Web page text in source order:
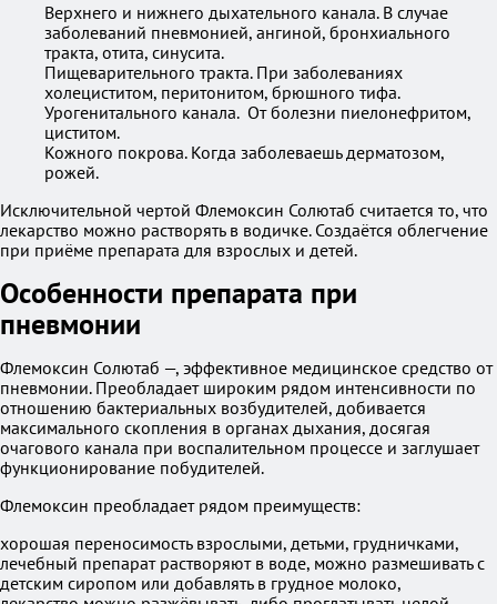
Верхнего и нижнего дыхательного канала. В случае
заболеваний пневмонией, ангиной, бронхиального
тракта, отита, синусита.
Пищеварительного тракта. При заболеваниях
холециститом, перитонитом, брюшного тифа.
Урогенитального канала. От болезни пиелонефритом,
циститом.
Кожного покрова. Когда заболеваешь дерматозом,
рожей.
Исключительной чертой Флемоксин Солютаб считается то, что
лекарство можно растворять в водичке. Создаётся облегчение
при приёме препарата для взрослых и детей.
Особенности препарата при
пневмонии
Флемоксин Солютаб —, эффективное медицинское средство от
пневмонии. Преобладает широким рядом интенсивности по
отношению бактериальных возбудителей, добивается
максимального скопления в органах дыхания, досягая
очагового канала при воспалительном процессе и заглушает
функционирование побудителей.
Флемоксин преобладает рядом преимуществ:
хорошая переносимость взрослыми, детьми, грудничками,
лечебный препарат растворяют в воде, можно размешивать с
детским сиропом или добавлять в грудное молоко,